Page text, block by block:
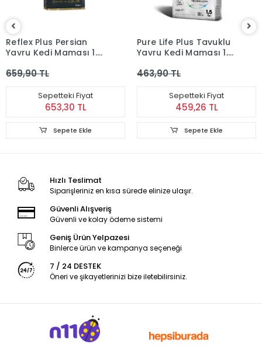
Reflex Plus Persian
Yavru Kedi Maması 1.5
659,90 TL
Sepetteki Fiyat
653,30 TL
Sepete Ekle
Pure Life Plus Tavuklu
Yavru Kedi Maması 1,5
463,90 TL
Sepetteki Fiyat
459,26 TL
Sepete Ekle
Hızlı Teslimat
Siparişleriniz en kısa sürede elinize ulaşır.
Güvenli Alışveriş
Güvenli ve kolay ödeme sistemi
Geniş Ürün Yelpazesi
Binlerce ürün ve kampanya seçeneği
7 / 24 DESTEK
Öneri ve şikayetlerinizi bize iletebilirsiniz.